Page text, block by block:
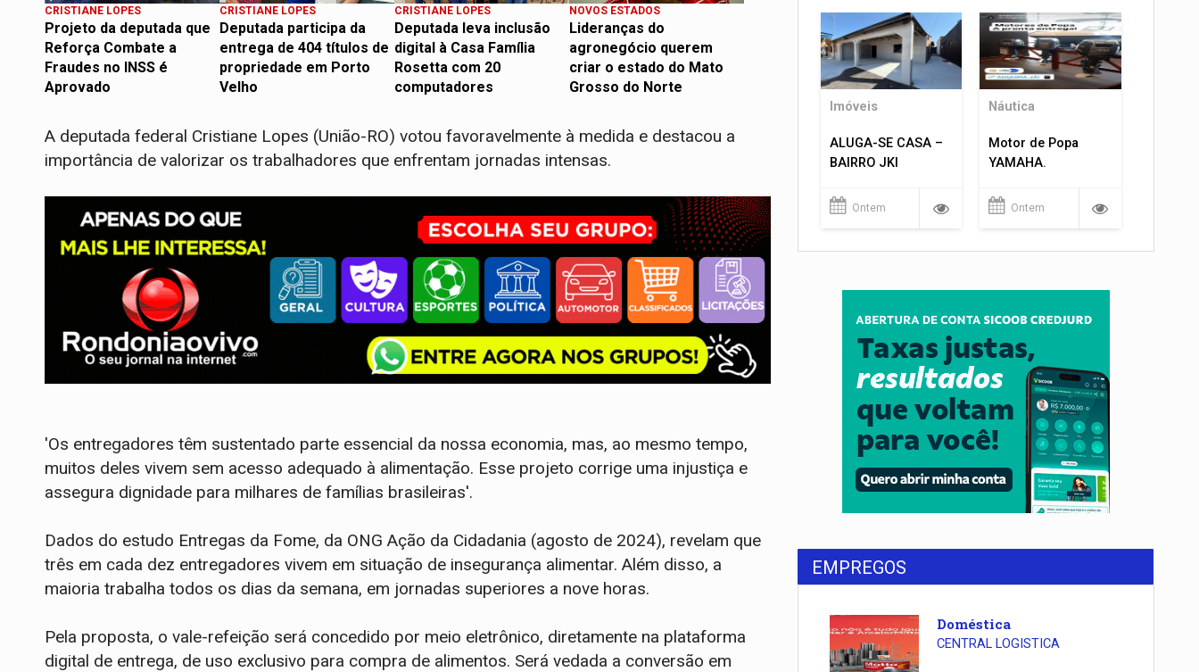
CRISTIANE LOPES
Projeto da deputada que
Reforça Combate a
Fraudes no INSS é
Aprovado
CRISTIANE LOPES
Deputada participa da
entrega de 404 títulos de
propriedade em Porto
Velho
CRISTIANE LOPES
Deputada leva inclusão
digital à Casa Família
Rosetta com 20
computadores
NOVOS ESTADOS
Lideranças do
agronegócio querem
criar o estado do Mato
Grosso do Norte
A deputada federal Cristiane Lopes (União-RO) votou favoravelmente à medida e destacou a
importância de valorizar os trabalhadores que enfrentam jornadas intensas.
'Os entregadores têm sustentado parte essencial da nossa economia, mas, ao mesmo tempo,
muitos deles vivem sem acesso adequado à alimentação. Esse projeto corrige uma injustiça e
assegura dignidade para milhares de famílias brasileiras'.
Dados do estudo Entregas da Fome, da ONG Ação da Cidadania (agosto de 2024), revelam que
três em cada dez entregadores vivem em situação de insegurança alimentar. Além disso, a
maioria trabalha todos os dias da semana, em jornadas superiores a nove horas.
Pela proposta, o vale-refeição será concedido por meio eletrônico, diretamente na plataforma
digital de entrega, de uso exclusivo para compra de alimentos. Será vedada a conversão em
Imóveis
ALUGA-SE CASA –
BAIRRO JKI
Ontem
Náutica
Motor de Popa
YAMAHA.
Ontem
EMPREGOS
Doméstica
CENTRAL LOGISTICA